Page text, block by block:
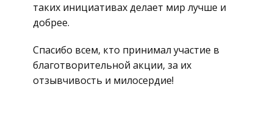
таких инициативах делает мир лучше и
добрее.
Спасибо всем, кто принимал участие в
благотворительной акции, за их
отзывчивость и милосердие!